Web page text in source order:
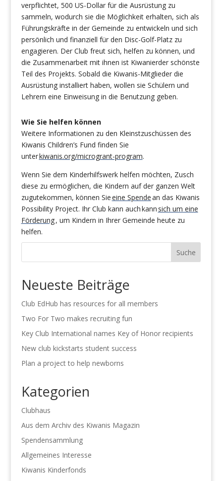
verpflichtet, 500 US-Dollar für die Ausrüstung zu
sammeln, wodurch sie die Möglichkeit erhalten, sich als
Führungskräfte in der Gemeinde zu entwickeln und sich
persönlich und finanziell für den Disc-Golf-Platz zu
engagieren. Der Club freut sich, helfen zu können, und
die Zusammenarbeit mit ihnen ist Kiwanierder schönste
Teil des Projekts. Sobald die Kiwanis-Mitglieder die
Ausrüstung installiert haben, wollen sie Schülern und
Lehrern eine Einweisung in die Benutzung geben.
Wie Sie helfen können
Weitere Informationen zu den Kleinstzuschüssen des
Kiwanis Children’s Fund finden Sie
unterkiwanis.org/microgrant-program.
Wenn Sie dem Kinderhilfswerk helfen möchten, Zusch
diese zu ermöglichen, die Kindern auf der ganzen Welt
zugutekommen, können Sieeine Spendean das Kiwanis
Possibility Project. Ihr Club kann auchkann sich um eine
Förderung, um Kindern in Ihrer Gemeinde heute zu
helfen.
Suche
Neueste Beiträge
Club EdHub has resources for all members
Two For Two makes recruiting fun
Key Club International names Key of Honor recipients
New club kickstarts student success
Plan a project to help newborns
Kategorien
Clubhaus
Aus dem Archiv des Kiwanis Magazin
Spendensammlung
Allgemeines Interesse
Kiwanis Kinderfonds